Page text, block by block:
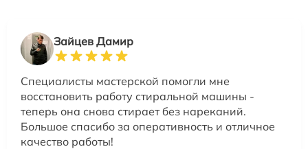
Зайцев Дамир
Специалисты мастерской помогли мне
восстановить работу стиральной машины -
теперь она снова стирает без нареканий.
Большое спасибо за оперативность и отличное
качество работы!